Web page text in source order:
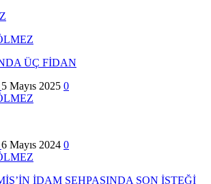
ÜÇ FİDAN
5 Mayıs 2025 0
6 Mayıs 2024 0
İDAM SEHPASINDA SON İSTEĞİ